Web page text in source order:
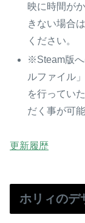
映に時間が
きない場合
ください。
※Steam版
ルファイル
を行ってい
だく事が可能
更新履歴
ホリィのデ